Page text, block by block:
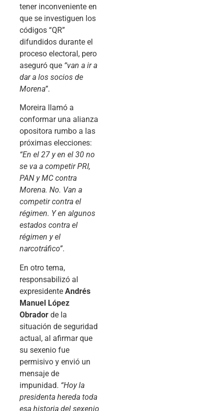
tener inconveniente en
que se investiguen los
códigos “QR”
difundidos durante el
proceso electoral, pero
aseguró que “van a ir a
dar a los socios de
Morena”.
Moreira llamó a
conformar una alianza
opositora rumbo a las
próximas elecciones:
“En el 27 y en el 30 no
se va a competir PRI,
PAN y MC contra
Morena. No. Van a
competir contra el
régimen. Y en algunos
estados contra el
régimen y el
narcotráfico”.
En otro tema,
responsabilizó al
expresidente Andrés
Manuel López
Obrador de la
situación de seguridad
actual, al afirmar que
su sexenio fue
permisivo y envió un
mensaje de
impunidad. “Hoy la
presidenta hereda toda
esa historia del sexenio